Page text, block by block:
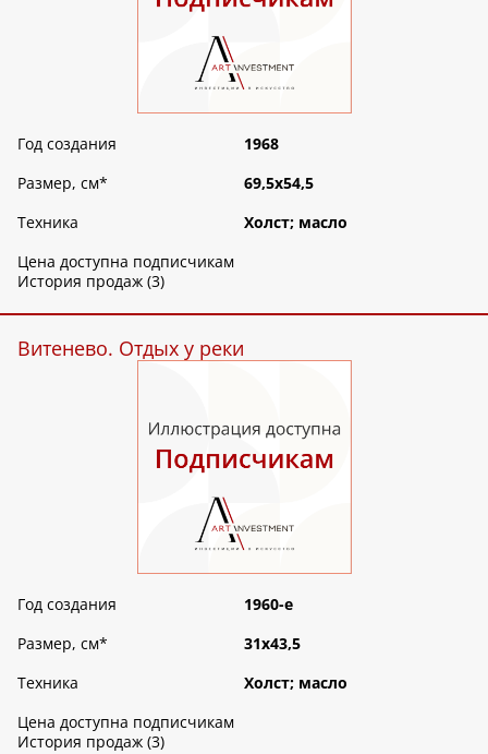
Год создания
1968
Размер, см*
69,5х54,5
Техника
Холст; масло
Цена доступна подписчикам
История продаж (3)
Витенево. Отдых у реки
Год создания
1960-е
Размер, см*
31х43,5
Техника
Холст; масло
Цена доступна подписчикам
История продаж (3)